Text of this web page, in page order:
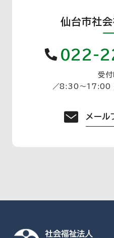
仙台市社
022-
受付
／8:30〜17:00 (
メール